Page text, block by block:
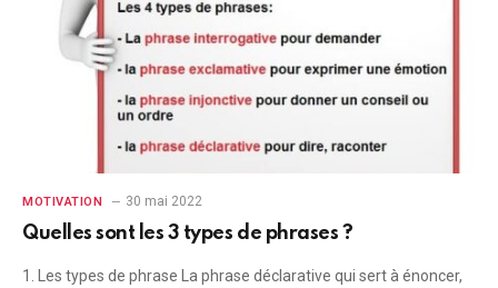
MOTIVATION 30 mai 2022
Quelles sont les 3 types de phrases ?
1. Les types de phrase La phrase déclarative qui sert à énoncer,